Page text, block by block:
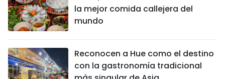
la mejor comida callejera del
mundo
Reconocen a Hue como el destino
con la gastronomía tradicional